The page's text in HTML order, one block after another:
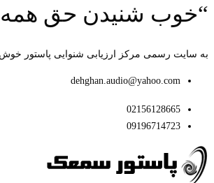
“خوب شنیدن حق
به سایت رسمی مرکز ارزیابی شنوایی پاستور خوش
dehghan.audio@yahoo.com
02156128665
09196714723